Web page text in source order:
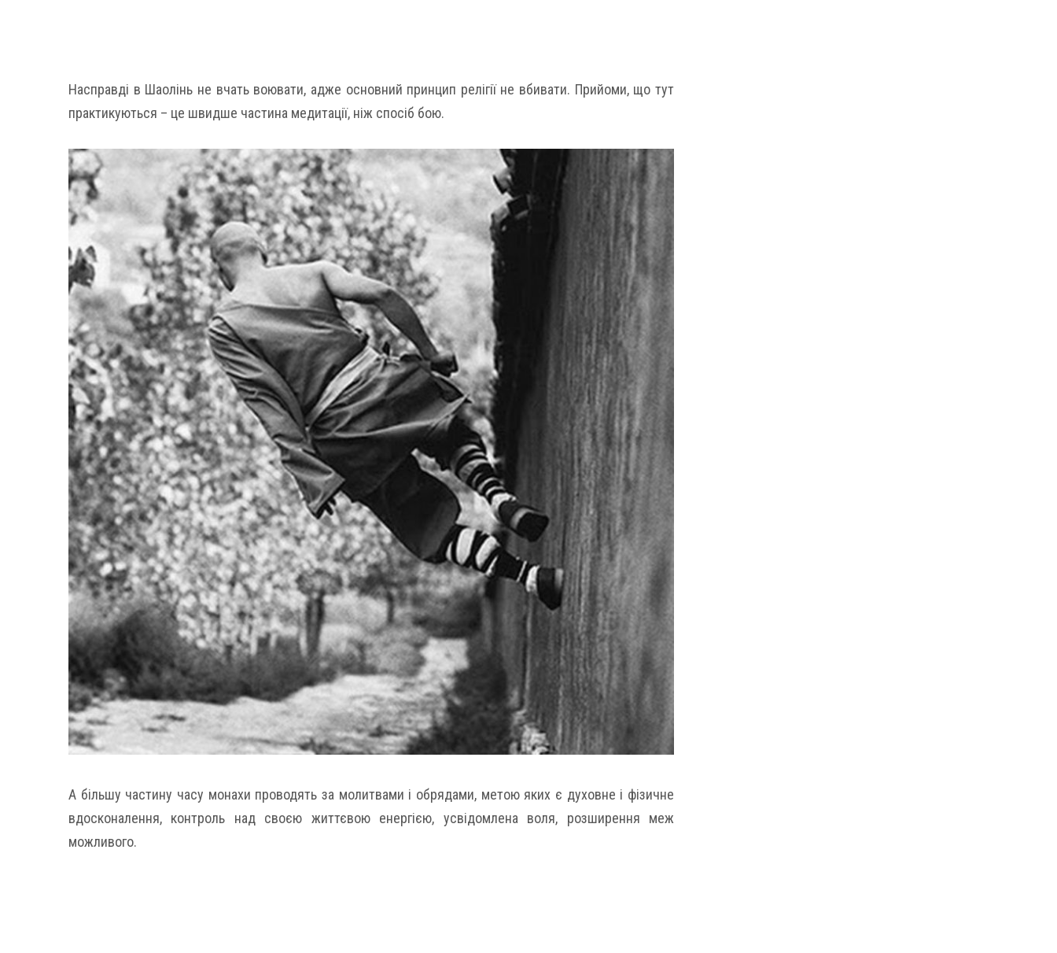
Насправді в Шаолінь не вчать воювати, адже основний принцип релігії не вбивати. Прийоми, що тут
практикуються – це швидше частина медитації, ніж спосіб бою.
А більшу частину часу монахи проводять за молитвами і обрядами, метою яких є духовне і фізичне
вдосконалення, контроль над своєю життєвою енергією, усвідомлена воля, розширення меж
можливого.